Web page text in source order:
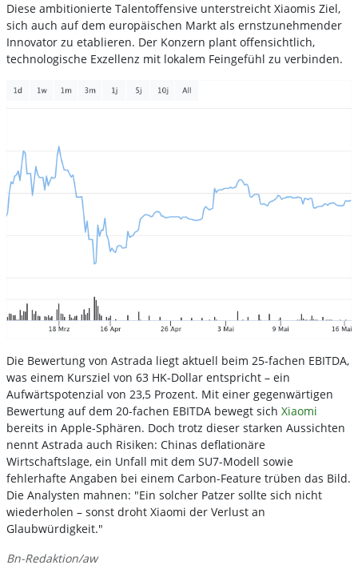
Diese ambitionierte Talentoffensive unterstreicht Xiaomis Ziel,
sich auch auf dem europäischen Markt als ernstzunehmender
Innovator zu etablieren. Der Konzern plant offensichtlich,
technologische Exzellenz mit lokalem Feingefühl zu verbinden.
Die Bewertung von Astrada liegt aktuell beim 25-fachen EBITDA,
was einem Kursziel von 63 HK-Dollar entspricht – ein
Aufwärtspotenzial von 23,5 Prozent. Mit einer gegenwärtigen
Bewertung auf dem 20-fachen EBITDA bewegt sich Xiaomi
bereits in Apple-Sphären. Doch trotz dieser starken Aussichten
nennt Astrada auch Risiken: Chinas deflationäre
Wirtschaftslage, ein Unfall mit dem SU7-Modell sowie
fehlerhafte Angaben bei einem Carbon-Feature trüben das Bild.
Die Analysten mahnen: "Ein solcher Patzer sollte sich nicht
wiederholen – sonst droht Xiaomi der Verlust an
Glaubwürdigkeit."
Bn-Redaktion/aw